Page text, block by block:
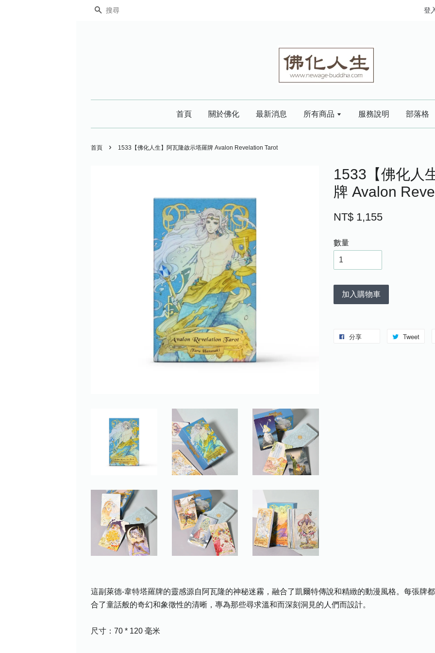
搜尋 登
首頁 關於佛化 最新消息 所有商品 服務說明 部落格
首頁 › 1533【佛化人生】阿瓦隆啟示塔羅牌 Avalon Revelation Tarot
1533【佛化人
牌 Avalon
NT$ 1,155
數量
加入購物車
分享 Tweet
這副萊德-韋特塔羅牌的靈感源自阿瓦隆的神秘迷霧，融合了凱爾特傳說和精緻的動漫風格。每張牌
合了童話般的奇幻和象徵性的清晰，專為那些尋求溫和而深刻洞見的人們而設計。
尺寸：70 * 120 毫米